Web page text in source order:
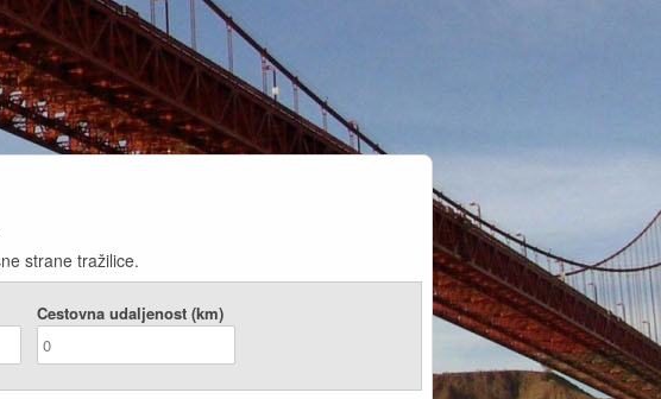
strane tražilice.
Cestovna udaljenost (km)